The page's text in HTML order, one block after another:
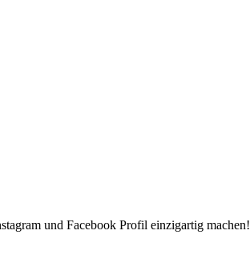
und Facebook Profil einzigartig machen!